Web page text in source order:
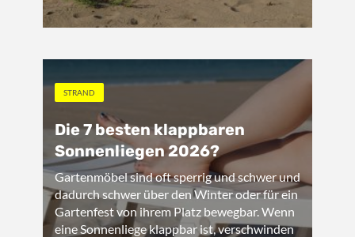
STRAND
Die 7 besten klappbaren
Sonnenliegen 2026?
Gartenmöbel sind oft sperrig und schwer und
dadurch schwer über den Winter oder für ein
Gartenfest von ihrem Platz bewegbar. Wenn
eine Sonnenliege klappbar ist, verschwinden